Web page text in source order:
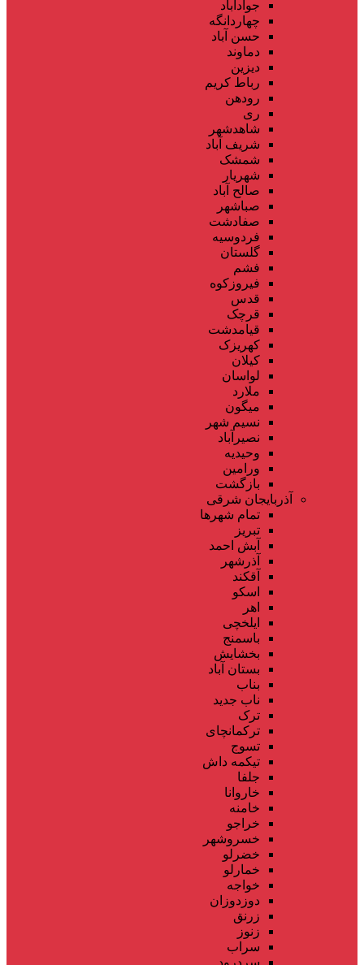
جوادآباد
چهاردانگه
حسن آباد
دماوند
دیزین
رباط کریم
رودهن
ری
شاهدشهر
شریف آباد
شمشک
شهریار
صالح آباد
صباشهر
صفادشت
فردوسیه
گلستان
فشم
فیروزکوه
قدس
قرچک
قیامدشت
کهریزک
کیلان
لواسان
ملارد
میگون
نسیم شهر
نصیرآباد
وحیدیه
ورامین
بازگشت
آذربایجان شرقی
تمام شهر‌ها
تبریز
آبش احمد
آذرشهر
آقکند
اسکو
اهر
ایلخچی
باسمنج
بخشایش
بستان آباد
بناب
ناب جدید
ترک
ترکمانچای
تسوج
تیکمه داش
جلفا
خاروانا
خامنه
خراجو
خسروشهر
خضرلو
خمارلو
خواجه
دوزدوزان
زرنق
زنوز
سراب
سردرود